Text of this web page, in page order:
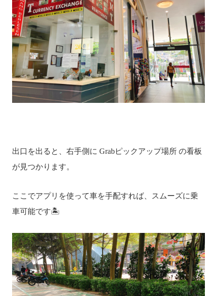
出口を出ると、右手側に Grabピックアップ場所 の看板
が見つかります。
ここでアプリを使って車を手配すれば、スムーズに乗
車可能です🏝️